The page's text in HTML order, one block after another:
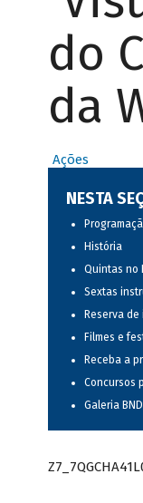
do
da
Ações
NESTA
História
Quintas no
Sextas
Reserva
Filmes e
Receba a
Concursos
Galeria